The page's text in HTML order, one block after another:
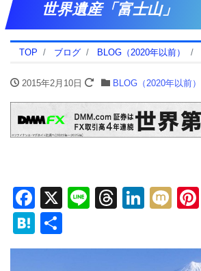
世界遺産「富士山」
TOP ブログ BLOG（2020年以前）
2015年2月10日 BLOG（2020年以前）
Facebook
X LineThreads
Hatena
有